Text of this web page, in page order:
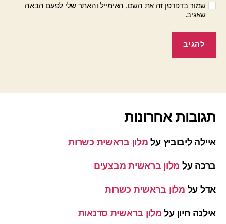
שמור בדפדפן זה את השם, האימייל והאתר שלי לפעם הבאה
שאגיב.
תגובות אחרונות
איילה ליבוביץ על מלון בראשית כשרות
ברכה על מלון בראשית מבצעים
אדל על מלון בראשית כשרות
אילנה חיון על מלון בראשית סדנאות